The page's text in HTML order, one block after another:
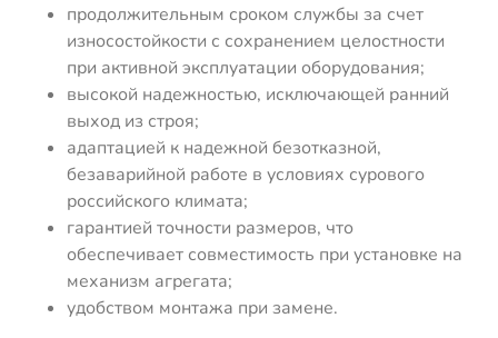
продолжительным сроком службы за счет
износостойкости с сохранением целостности
при активной эксплуатации оборудования;
высокой надежностью, исключающей ранний
выход из строя;
адаптацией к надежной безотказной,
безаварийной работе в условиях сурового
российского климата;
гарантией точности размеров, что
обеспечивает совместимость при установке на
механизм агрегата;
удобством монтажа при замене.